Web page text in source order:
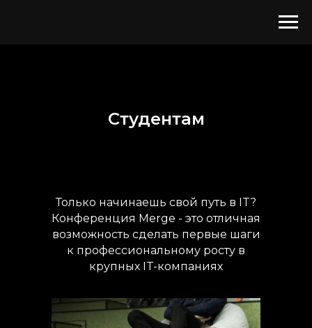
Студентам
Только начинаешь свой путь в IT?
Конференция Merge - это отличная
возможность сделать первые шаги
к профессиональному росту в
крупных IT-компаниях